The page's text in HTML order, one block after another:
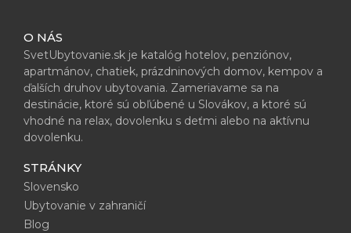
O NÁS
SvetUbytovanie.sk je katalóg hotelov, penziónov,
apartmánov, chatiek, prázdninových domov, kempov a
ďalších druhov ubytovania. Zameriavame sa na
destinácie, ktoré sú obľúbené u Slovákov, a ktoré sú
vhodné na relax, dovolenku s deťmi alebo na aktívnu
dovolenku.
STRÁNKY
Slovensko
Ubytovanie v zahraničí
Blog